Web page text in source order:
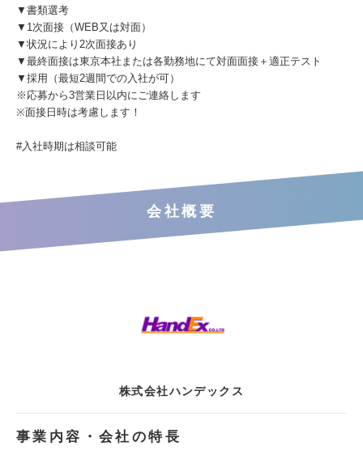
▼書類選考
▼1次面接（WEB又は対面）
▼状況により2次面接あり
▼最終面接は東京本社または各勤務地にて対面面接＋適正テスト
▼採用（最短2週間での入社が可）
※応募から3営業日以内にご連絡します
※面接日時は考慮します！
#入社時期は相談可能
会社概要
株式会社ハンデックス
事業内容・会社の特長